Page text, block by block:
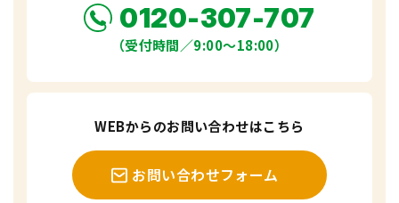
0120-307-707
（受付時間／9:00〜18:00）
WEBからのお問い合わせはこちら
お問い合わせフォーム